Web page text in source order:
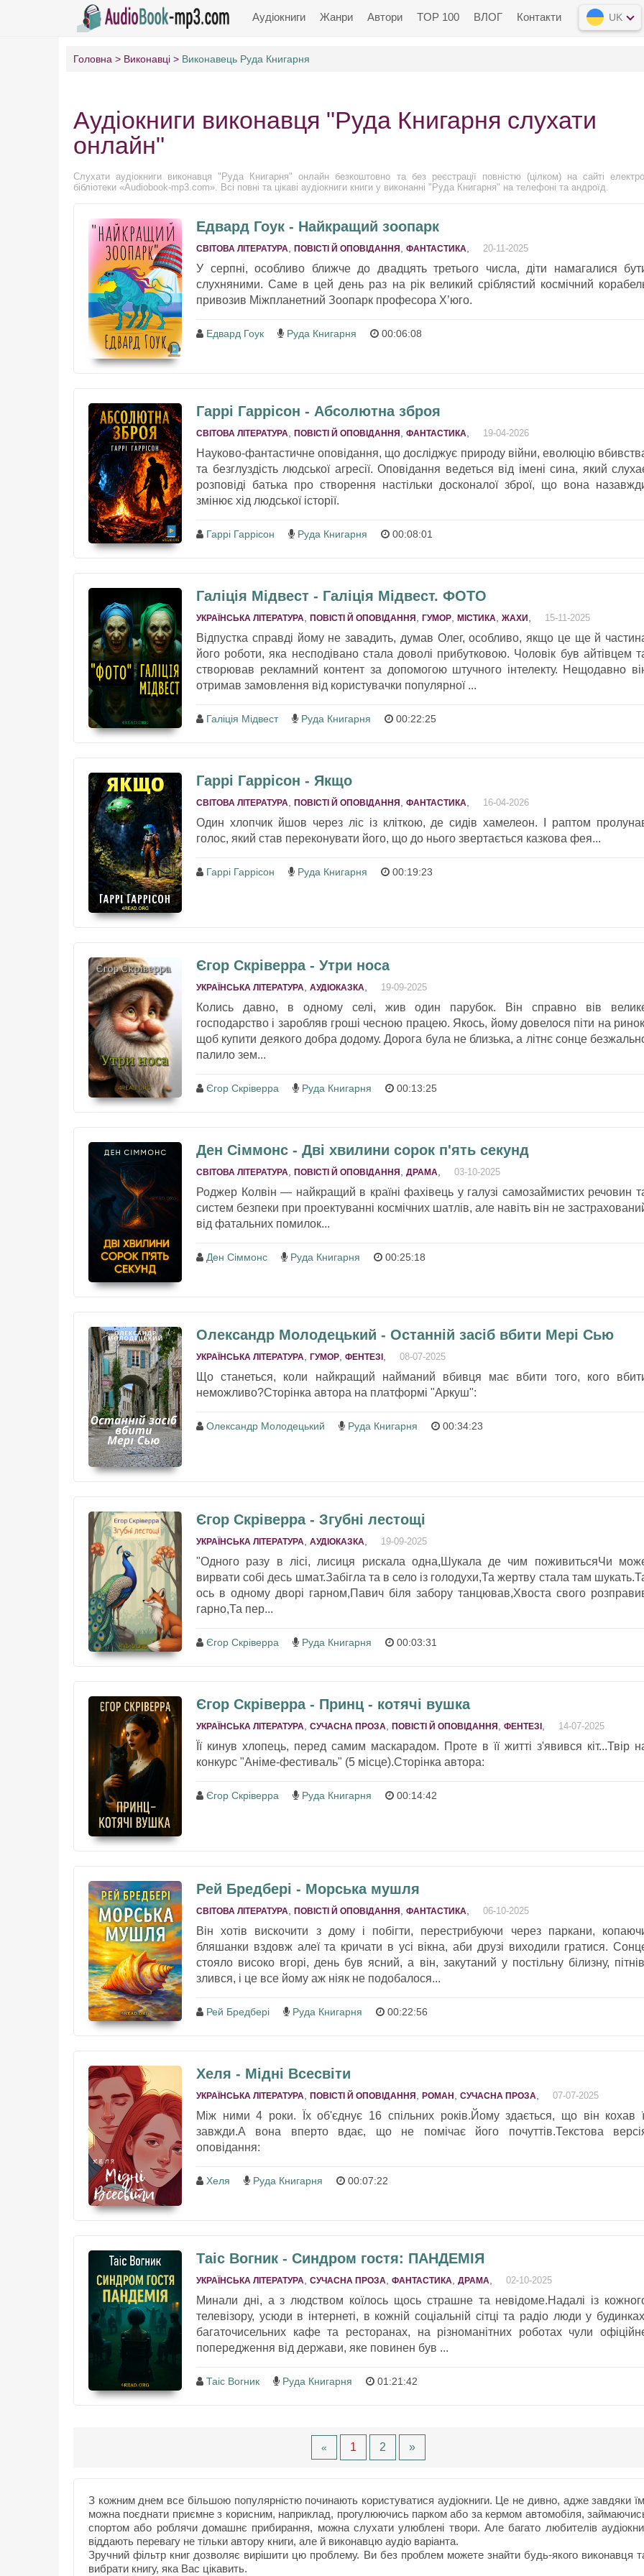
Аудіокниги Жанри Автори TOP 100 ВЛОГ Контакти UK
Головна Виконавці Виконавець Руда Книгарня
Аудіокниги виконавця "Руда Книгарня слухати
онлайн"
Слухати аудіокниги виконавця "Руда Книгарня" онлайн безкоштовно та без реєстрації повністю (цілком) на сайті
бібліотеки «Audiobook-mp3.com». Всі повні та цікаві аудіокниги книги у виконанні "Руда Книгарня" на телефоні та андроїд.
Едвард Гоук - Найкращий зоопарк
СВІТОВА ЛІТЕРАТУРА ПОВІСТІ Й ОПОВІДАННЯ ФАНТАСТИКА 20-11-2025
У серпні, особливо ближче до двадцять третього числа, діти намагалися
слухняними. Саме в цей день раз на рік великий сріблястий космічний
привозив Міжпланетний Зоопарк професора Х’юго.
Едвард Гоук Руда Книгарня 00:06:08
Гаррі Гаррісон - Абсолютна зброя
СВІТОВА ЛІТЕРАТУРА ПОВІСТІ Й ОПОВІДАННЯ ФАНТАСТИКА 19-04-2026
Науково-фантастичне оповідання, що досліджує природу війни, еволюцію
та безглуздість людської агресії. Оповідання ведеться від імені сина, який
розповіді батька про створення настільки досконалої зброї, що вона
змінює хід людської історії.
Гаррі Гаррісон Руда Книгарня 00:08:01
Галіція Мідвест - Галіція Мідвест. ФОТО
УКРАЇНСЬКА ЛІТЕРАТУРА ПОВІСТІ Й ОПОВІДАННЯ ГУМОР МІСТИКА ЖАХИ 15-11-2025
Відпустка справді йому не завадить, думав Олег, особливо, якщо це ще й
його роботи, яка несподівано стала доволі прибутковою. Чоловік був айтівцем
створював рекламний контент за допомогою штучного інтелекту. Нещодавно
отримав замовлення від користувачки популярної ...
Галіція Мідвест Руда Книгарня 00:22:25
Гаррі Гаррісон - Якщо
СВІТОВА ЛІТЕРАТУРА ПОВІСТІ Й ОПОВІДАННЯ ФАНТАСТИКА 16-04-2026
Один хлопчик йшов через ліс із кліткою, де сидів хамелеон. І раптом
голос, який став переконувати його, що до нього звертається казкова фея...
Гаррі Гаррісон Руда Книгарня 00:19:23
Єгор Скріверра - Утри носа
УКРАЇНСЬКА ЛІТЕРАТУРА АУДІОКАЗКА 19-09-2025
Колись давно, в одному селі, жив один парубок. Він справно вів
господарство і заробляв гроші чесною працею. Якось, йому довелося піти на
щоб купити деякого добра додому. Дорога була не близька, а літнє сонце
палило зем...
Єгор Скріверра Руда Книгарня 00:13:25
Ден Сіммонс - Дві хвилини сорок п'ять секунд
СВІТОВА ЛІТЕРАТУРА ПОВІСТІ Й ОПОВІДАННЯ ДРАМA 03-10-2025
Роджер Колвін — найкращий в країні фахівець у галузі самозаймистих речовин
систем безпеки при проектуванні космічних шатлів, але навіть він не
від фатальних помилок...
Ден Сіммонс Руда Книгарня 00:25:18
Олександр Молодецький - Останній засіб вбити Мері Сью
УКРАЇНСЬКА ЛІТЕРАТУРА ГУМОР ФЕНТЕЗІ 08-07-2025
Що станеться, коли найкращий найманий вбивця має вбити того, кого
неможливо?Сторінка автора на платформі "Аркуш":
Олександр Молодецький Руда Книгарня 00:34:23
Єгор Скріверра - Згубні лестощі
УКРАЇНСЬКА ЛІТЕРАТУРА АУДІОКАЗКА 19-09-2025
"Одного разу в лісі, лисиця рискала одна,Шукала де чим поживитьсяЧи
вирвати собі десь шмат.Забігла та в село із голодухи,Та жертву стала там
ось в одному дворі гарном,Павич біля забору танцював,Хвоста свого
гарно,Та пер...
Єгор Скріверра Руда Книгарня 00:03:31
Єгор Скріверра - Принц - котячі вушка
УКРАЇНСЬКА ЛІТЕРАТУРА СУЧАСНА ПРОЗА ПОВІСТІ Й ОПОВІДАННЯ ФЕНТЕЗІ 14-07-2025
Її кинув хлопець, перед самим маскарадом. Проте в її житті з'явився кіт...Твір
конкурс "Аніме-фестиваль" (5 місце).Сторінка автора:
Єгор Скріверра Руда Книгарня 00:14:42
Рей Бредбері - Морська мушля
СВІТОВА ЛІТЕРАТУРА ПОВІСТІ Й ОПОВІДАННЯ ФАНТАСТИКА 06-10-2025
Він хотів вискочити з дому і побігти, перестрибуючи через паркани,
бляшанки вздовж алеї та кричати в усі вікна, аби друзі виходили гратися.
стояло високо вгорі, день був ясний, а він, закутаний у постільну білизну,
злився, і це все йому аж ніяк не подобалося...
Рей Бредбері Руда Книгарня 00:22:56
Хеля - Мідні Всесвіти
УКРАЇНСЬКА ЛІТЕРАТУРА ПОВІСТІ Й ОПОВІДАННЯ РОМАН СУЧАСНА ПРОЗА 07-07-2025
Між ними 4 роки. Їх об'єднує 16 спільних років.Йому здається, що він кохав
завжди.А вона вперто вдає, що не помічає його почуттів.Текстова
оповідання:
Хеля Руда Книгарня 00:07:22
Таіс Вогник - Синдром гостя: ПАНДЕМІЯ
УКРАЇНСЬКА ЛІТЕРАТУРА СУЧАСНА ПРОЗА ФАНТАСТИКА ДРАМA 02-10-2025
Минали дні, а з людством коїлось щось страшне та невідоме.Надалі із
телевізору, усюди в інтернеті, в кожній соціальній сітці та радіо люди у
багаточисельних кафе та ресторанах, на різноманітних роботах чули
попередження від держави, яке повинен був ...
Таіс Вогник Руда Книгарня 01:21:42
« 1 2 »
З кожним днем все більшою популярністю починають користуватися аудіокниги. Це не дивно, адже завдяки
можна поєднати приємне з корисним, наприклад, прогулюючись парком або за кермом автомобіля,
спортом або роблячи домашнє прибирання, можна слухати улюблені твори. Але багато любителів
віддають перевагу не тільки автору книги, але й виконавцю аудіо варіанта.
Зручний фільтр книг дозволяє вирішити цю проблему. Ви без проблем можете знайти будь-якого виконавця
вибрати книгу, яка Вас цікавить.